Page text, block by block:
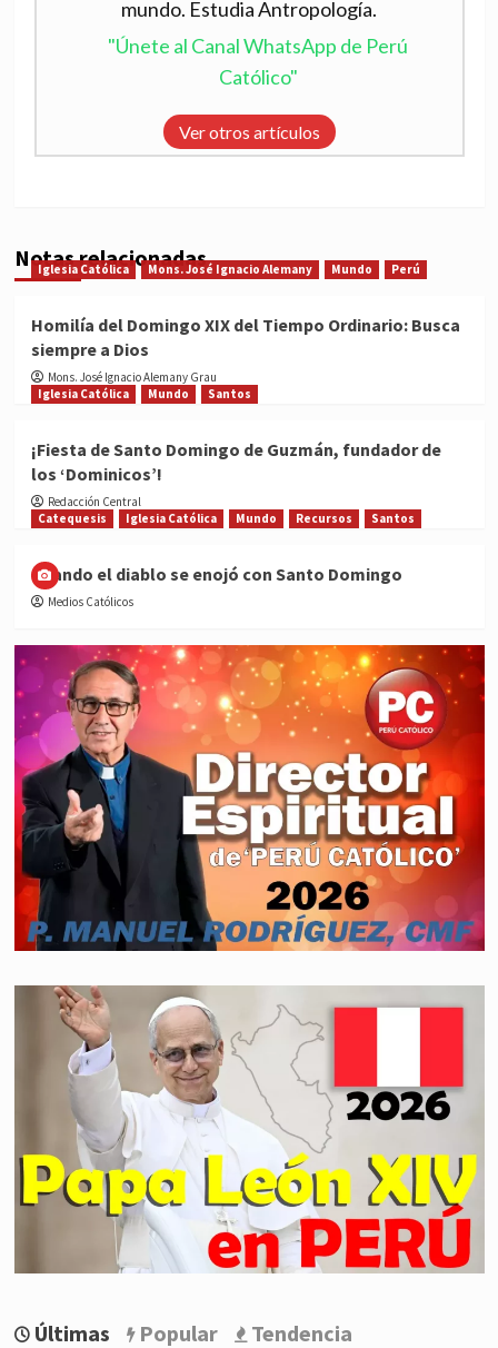
mundo. Estudia Antropología.
"Únete al Canal WhatsApp de Perú
Católico"
Ver otros artículos
Notas relacionadas
Iglesia Católica Mons. José Ignacio Alemany Mundo Perú
Homilía del Domingo XIX del Tiempo Ordinario: Busca
siempre a Dios
Mons. José Ignacio Alemany Grau
Iglesia Católica
Mundo Santos
¡Fiesta de Santo Domingo de Guzmán, fundador de
los ‘Dominicos’!
Redacción Central
Catequesis
Iglesia Católica Mundo Recursos Santos
Cuando el diablo se enojó con Santo Domingo
Medios Católicos
Últimas Popular Tendencia